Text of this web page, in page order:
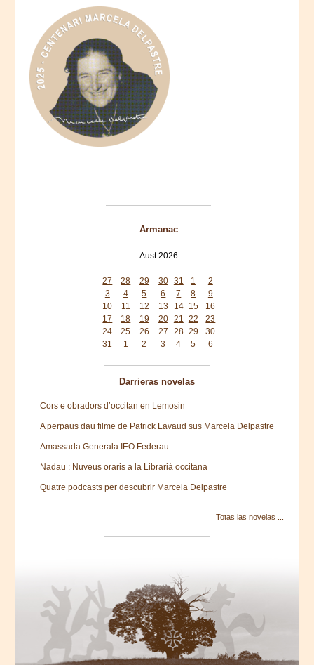
Armanac
Aust 2026
27
28 29 30 31 1
2
3
4 5 6 7 8
9
10
11 12 13 14 15
16
17
18 19 20 21 22
23
24
25 26 27 28 29
30
31
1 2 3 4 5 6
Darrieras novelas
Cors e obradors d’occitan en Lemosin
A perpaus dau filme de Patrick Lavaud sus Marcela Delpastre
Amassada Generala IEO Federau
Nadau : Nuveus oraris a la Librariá occitana
Quatre podcasts per descubrir Marcela Delpastre
Totas las novelas ...